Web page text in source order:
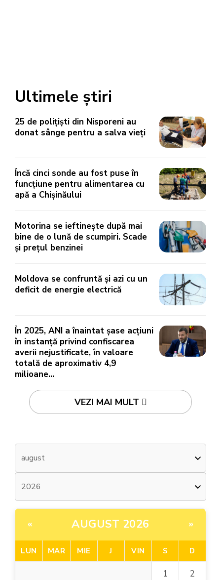
Ultimele știri
25 de polițiști din Nisporeni au
donat sânge pentru a salva vieți
Încă cinci sonde au fost puse în
funcțiune pentru alimentarea cu
apă a Chișinăului
Motorina se ieftinește după mai
bine de o lună de scumpiri. Scade
și prețul benzinei
Moldova se confruntă și azi cu un
deficit de energie electrică
În 2025, ANI a înaintat șase acțiuni
în instanță privind confiscarea
averii nejustificate, în valoare
totală de aproximativ 4,9
milioane...
VEZI MAI MULT
« AUGUST 2026 »
LUN MAR MIE J VIN S D
1 2